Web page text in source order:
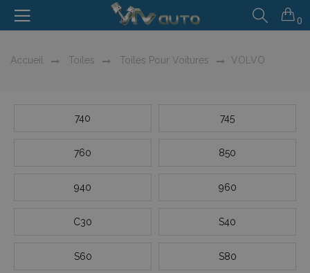
0
Accueil Toiles Toiles Pour Voitures VOLVO
740 745
760 850
940 960
C30 S40
S60 S80